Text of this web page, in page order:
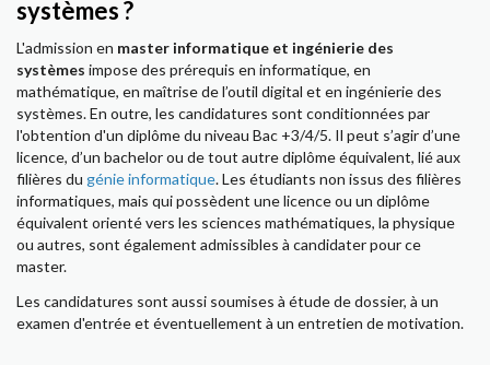
systèmes ?
L'admission en master informatique et ingénierie des
systèmes impose des prérequis en informatique, en
mathématique, en maîtrise de l’outil digital et en ingénierie des
systèmes. En outre, les candidatures sont conditionnées par
l'obtention d'un diplôme du niveau Bac +3/4/5. Il peut s’agir d’une
licence, d’un bachelor ou de tout autre diplôme équivalent, lié aux
filières du génie informatique. Les étudiants non issus des filières
informatiques, mais qui possèdent une licence ou un diplôme
équivalent orienté vers les sciences mathématiques, la physique
ou autres, sont également admissibles à candidater pour ce
master.
Les candidatures sont aussi soumises à étude de dossier, à un
examen d'entrée et éventuellement à un entretien de motivation.